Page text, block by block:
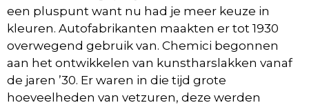
een pluspunt want nu had je meer keuze in
kleuren. Autofabrikanten maakten er tot 1930
overwegend gebruik van. Chemici begonnen
aan het ontwikkelen van kunstharslakken vanaf
de jaren ’30. Er waren in die tijd grote
hoeveelheden van vetzuren, deze werden